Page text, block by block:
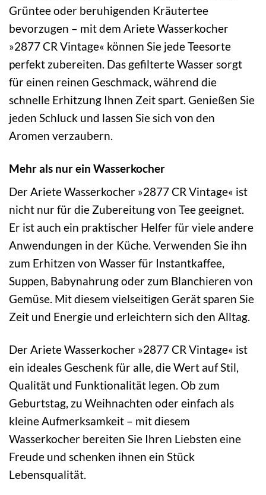
Grüntee oder beruhigenden Kräutertee
bevorzugen – mit dem Ariete Wasserkocher
»2877 CR Vintage« können Sie jede Teesorte
perfekt zubereiten. Das gefilterte Wasser sorgt
für einen reinen Geschmack, während die
schnelle Erhitzung Ihnen Zeit spart. Genießen Sie
jeden Schluck und lassen Sie sich von den
Aromen verzaubern.
Mehr als nur ein Wasserkocher
Der Ariete Wasserkocher »2877 CR Vintage« ist
nicht nur für die Zubereitung von Tee geeignet.
Er ist auch ein praktischer Helfer für viele andere
Anwendungen in der Küche. Verwenden Sie ihn
zum Erhitzen von Wasser für Instantkaffee,
Suppen, Babynahrung oder zum Blanchieren von
Gemüse. Mit diesem vielseitigen Gerät sparen Sie
Zeit und Energie und erleichtern sich den Alltag.
Der Ariete Wasserkocher »2877 CR Vintage« ist
ein ideales Geschenk für alle, die Wert auf Stil,
Qualität und Funktionalität legen. Ob zum
Geburtstag, zu Weihnachten oder einfach als
kleine Aufmerksamkeit – mit diesem
Wasserkocher bereiten Sie Ihren Liebsten eine
Freude und schenken ihnen ein Stück
Lebensqualität.